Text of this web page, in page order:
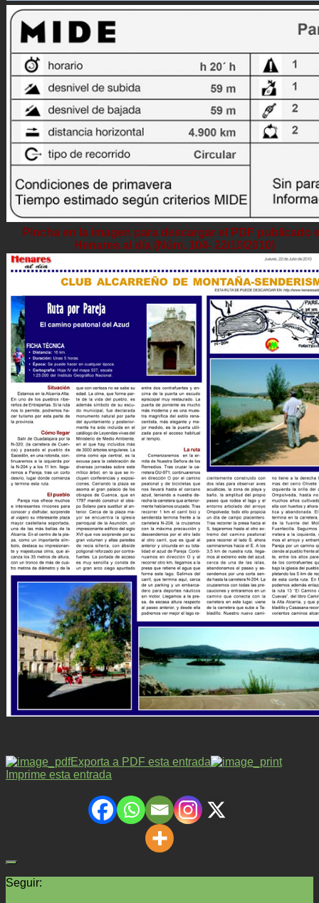
Pincha en la imagen para descargar el PDF publicado
Henares al día (Núm. 104- 22/10/2010)
Exporta a PDF esta entrada
Imprime esta entrada
Seguir: